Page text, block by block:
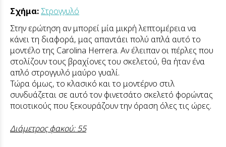
Σχήμα: Στρογγυλό
Στην ερώτηση αν μπορεί μία μικρή λεπτομέρεια να
κάνει τη διαφορά, μας απαντάει πολύ απλά αυτό το
μοντέλο της Carolina Herrera. Αν έλειπαν οι πέρλες που
στολίζουν τους βραχίονες του σκελετού, θα ήταν ένα
απλό στρογγυλό μαύρο γυαλί.
Τώρα όμως, το κλασικό και το μοντέρνο στιλ
συνδυάζεται σε αυτό τον φινετσάτο σκελετό φορώντας
ποιοτικούς που ξεκουράζουν την όραση όλες τις ώρες.
Διάμετρος φακού: 55